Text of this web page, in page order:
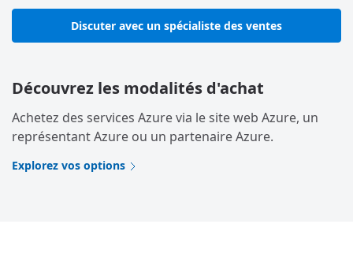
Discuter avec un spécialiste des ventes
Découvrez les modalités d'achat
Achetez des services Azure via le site web Azure, un
représentant Azure ou un partenaire Azure.
Explorez vos options